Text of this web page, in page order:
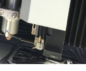
industriale
pentru suprafețe
pe structuri
lagăre și